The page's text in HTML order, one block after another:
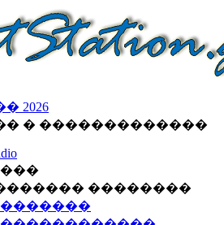
2026
� �������������
��������
�������